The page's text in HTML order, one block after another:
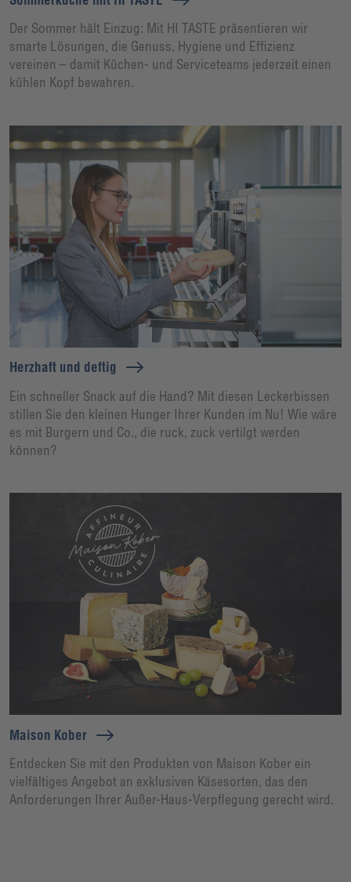
Der Sommer hält Einzug: Mit HI TASTE präsentieren wir
smarte Lösungen, die Genuss, Hygiene und Effizienz
vereinen – damit Küchen- und Serviceteams jederzeit einen
kühlen Kopf bewahren.
Herzhaft und deftig
Ein schneller Snack auf die Hand? Mit diesen Leckerbissen
stillen Sie den kleinen Hunger Ihrer Kunden im Nu! Wie wäre
es mit Burgern und Co., die ruck, zuck vertilgt werden
können?
Maison Kober
Entdecken Sie mit den Produkten von Maison Kober ein
vielfältiges Angebot an exklusiven Käsesorten, das den
Anforderungen Ihrer Außer-Haus-Verpflegung gerecht wird.